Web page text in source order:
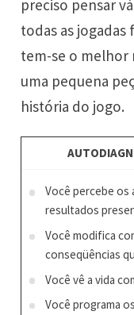
preciso pensar
todas as jogadas
tem-se o melhor
uma pequena
história do jogo.
Você percebe os
resultados
Você modifica
conseqüências
Você vê a vida
Você programa